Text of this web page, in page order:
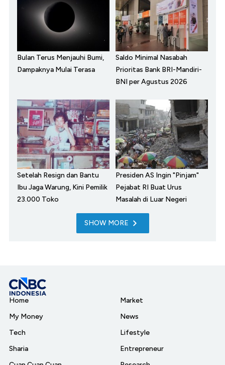
Bulan Terus Menjauhi Bumi,
Dampaknya Mulai Terasa
Saldo Minimal Nasabah
Prioritas Bank BRI-Mandiri-
BNI per Agustus 2026
Setelah Resign dan Bantu
Ibu Jaga Warung, Kini Pemilik
23.000 Toko
Presiden AS Ingin "Pinjam"
Pejabat RI Buat Urus
Masalah di Luar Negeri
SHOW MORE
Home
My Money
Tech
Sharia
Market
News
Lifestyle
Entrepreneur